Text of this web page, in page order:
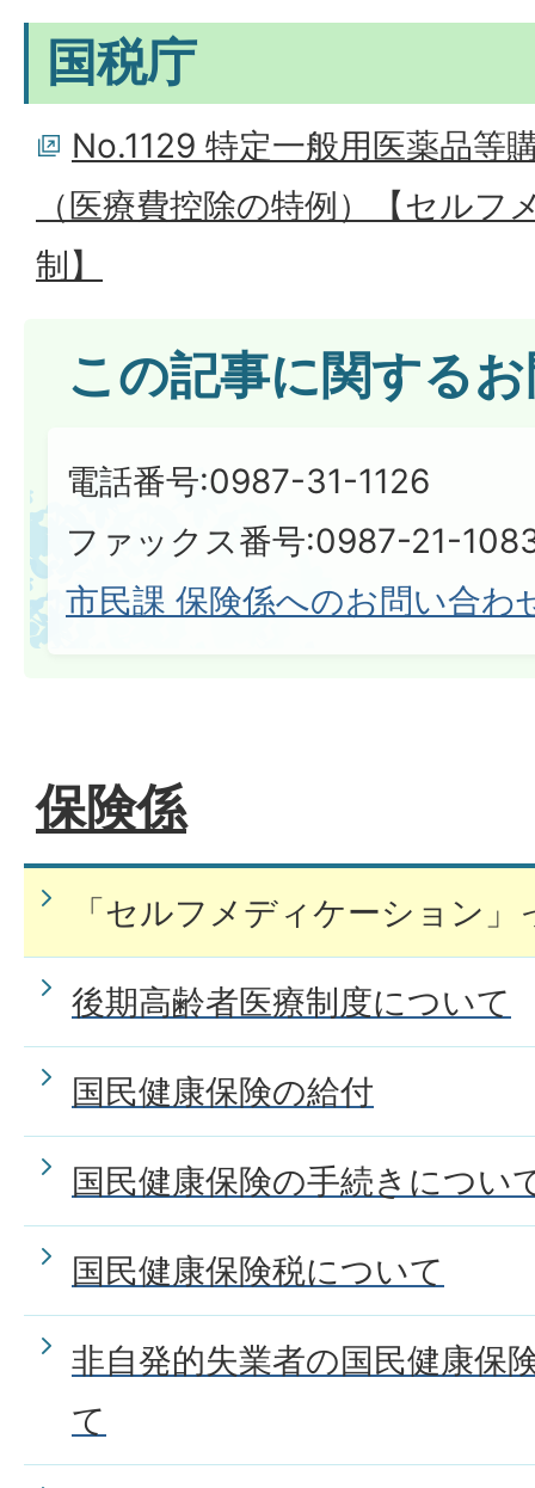
国税庁
No.1129 特定一般用医薬品等
（医療費控除の特例）【セルフ
制】
この記事に関する
電話番号:0987-31-1126
ファックス番号:0987-21-
市民課 保険係へのお問い合わ
保険係
「セルフメディケーション」
後期高齢者医療制度について
国民健康保険の給付
国民健康保険の手続きについ
国民健康保険税について
非自発的失業者の国民健康保
て